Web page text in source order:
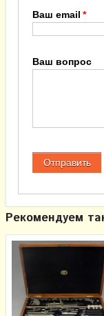
Ваш email
Ваш вопрос
Рекомендуем